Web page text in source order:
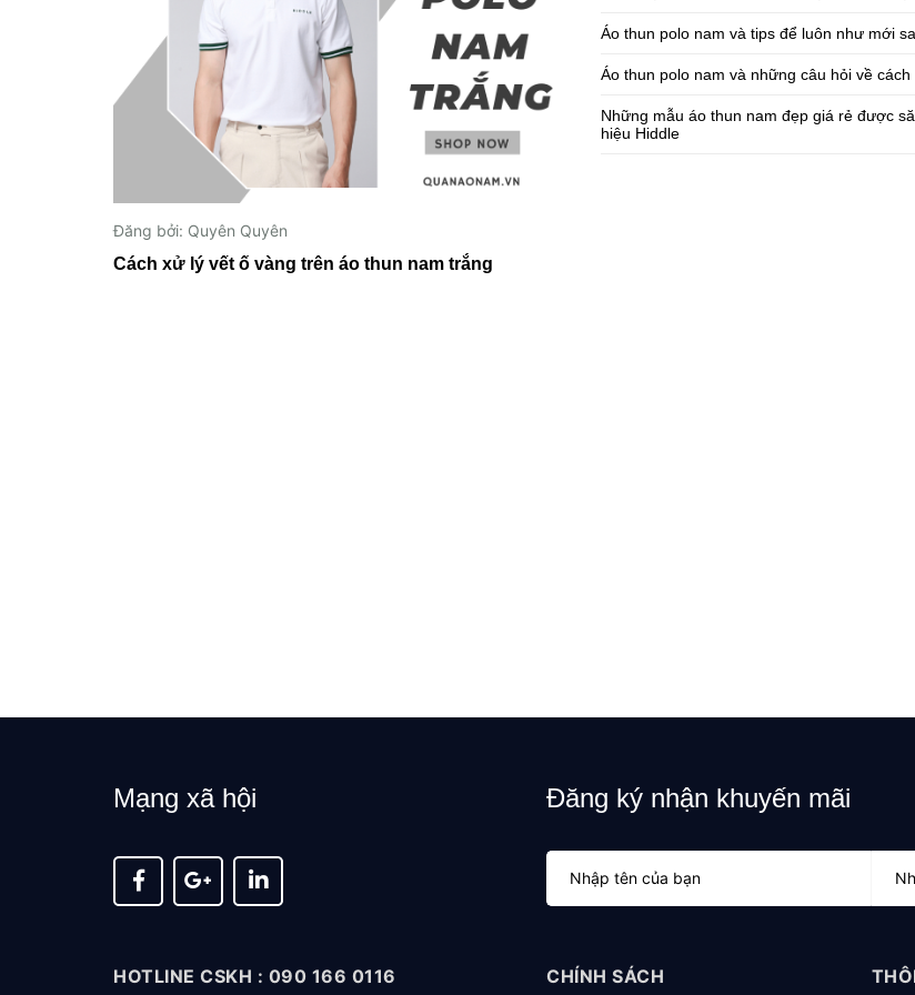
Đăng bởi: Quyên Quyên
Cách xử lý vết ố vàng trên áo thun nam trắng
Áo thun polo nam và tips để luôn như mới
Áo thun polo nam và những câu hỏi về
Những mẫu áo thun nam đẹp giá rẻ được
hiệu Hiddle
Mạng xã hội Đăng ký nhận khuyến mãi
HOTLINE CSKH : 090 166 0116 CHÍNH SÁCH